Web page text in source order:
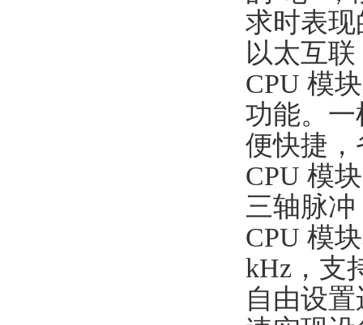
求时表
以太互
CPU 模
功能。
便快捷
CPU 模
三轴脉
CPU 模
kHz，支
自由设